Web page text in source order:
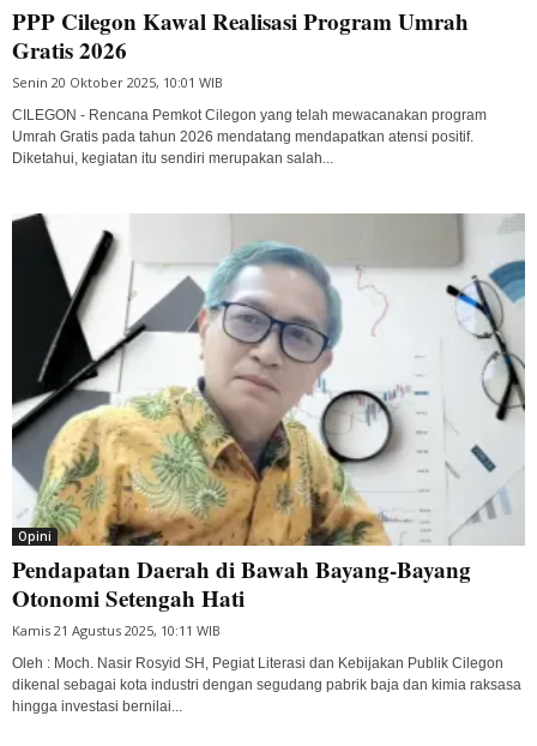
PPP Cilegon Kawal Realisasi Program Umrah
Gratis 2026
Senin 20 Oktober 2025, 10:01 WIB
CILEGON - Rencana Pemkot Cilegon yang telah mewacanakan program
Umrah Gratis pada tahun 2026 mendatang mendapatkan atensi positif.
Diketahui, kegiatan itu sendiri merupakan salah...
Opini
Pendapatan Daerah di Bawah Bayang-Bayang
Otonomi Setengah Hati
Kamis 21 Agustus 2025, 10:11 WIB
Oleh : Moch. Nasir Rosyid SH, Pegiat Literasi dan Kebijakan Publik Cilegon
dikenal sebagai kota industri dengan segudang pabrik baja dan kimia raksasa
hingga investasi bernilai...